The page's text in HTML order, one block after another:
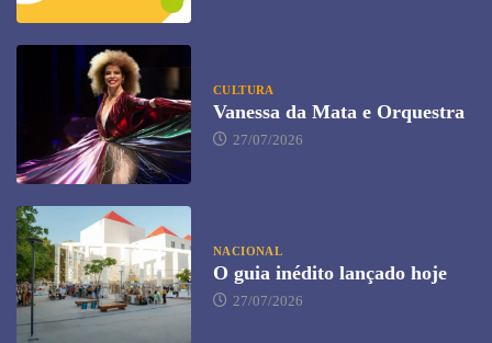
CULTURA
Vanessa da Mata e Orquestra
27/07/2026
NACIONAL
O guia inédito lançado hoje
27/07/2026